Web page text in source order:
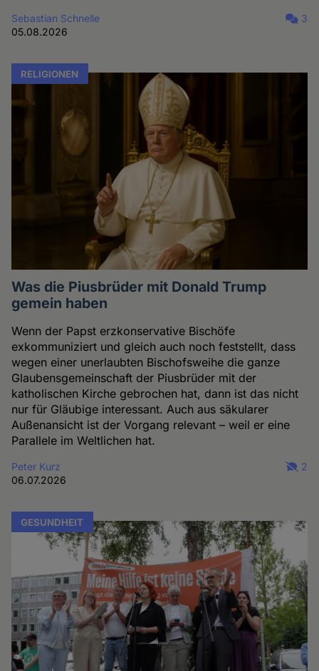
Sebastian Schnelle
05.08.2026
3
RELIGIONEN
Was die Piusbrüder mit Donald Trump
gemein haben
Wenn der Papst erzkonservative Bischöfe
exkommuniziert und gleich auch noch feststellt, dass
wegen einer unerlaubten Bischofsweihe die ganze
Glaubensgemeinschaft der Piusbrüder mit der
katholischen Kirche gebrochen hat, dann ist das nicht
nur für Gläubige interessant. Auch aus säkularer
Außenansicht ist der Vorgang relevant – weil er eine
Parallele im Weltlichen hat.
Peter Kurz
06.07.2026
2
GESUNDHEIT